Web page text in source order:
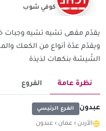
كوفي شوب
يقدّم مقهى تشيه تشيه وجبات
ويقدّم عدّة أنواع من الكعك
الشّيشة بنكهات لذيذة
نظرة عامة الفروع
عبدون الفرع الرئيسي
الأردن › عمان › عبدون